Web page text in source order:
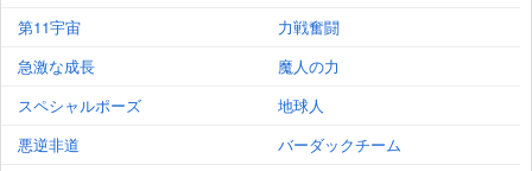
第11宇宙
力戦奮闘
急激な成長
魔人の力
スペシャルポーズ
地球人
悪逆非道
バーダックチーム